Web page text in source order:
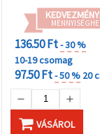
136.50 Ft- 30 %
10-19 csomag
97.50 Ft- 50 % 20
VÁSÁROL